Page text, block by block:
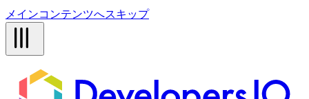
メインコンテンツへスキップ